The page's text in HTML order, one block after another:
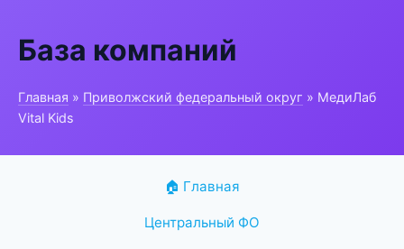
База компаний
Главная » Приволжский федеральный округ » МедиЛаб
Vital Kids
🏠 Главная
Центральный ФО